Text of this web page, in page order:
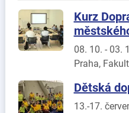
Kurz
08. 10. - 03.
Praha,
Dětská
13.-17.